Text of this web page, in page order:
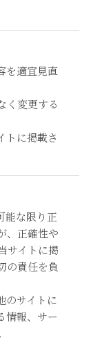
を適宜見直
く変更する
トに掲載さ
能な限り正
、正確性や
サイトに掲
の責任を負
のサイトに
情報、サー